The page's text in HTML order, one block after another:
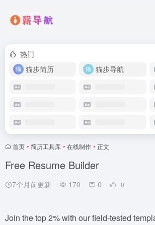
热门
猫步简历
猫步导航
首页 • 简历工具库 • 在线制作 • 正文
Free Resume Builder
7个月前更新 170 0 0
Join the top 2% with our field-tested